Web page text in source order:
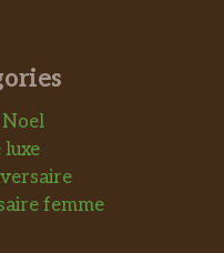
Noel
luxe
femme